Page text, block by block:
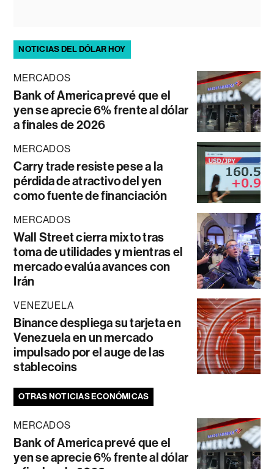
NOTICIAS DEL DÓLAR HOY
MERCADOS
Bank of America prevé que el
yen se aprecie 6% frente al dólar
a finales de 2026
MERCADOS
Carry trade resiste pese a la
pérdida de atractivo del yen
como fuente de financiación
MERCADOS
Wall Street cierra mixto tras
toma de utilidades y mientras el
mercado evalúa avances con
Irán
VENEZUELA
Binance despliega su tarjeta en
Venezuela en un mercado
impulsado por el auge de las
stablecoins
OTRAS NOTICIAS ECONÓMICAS
MERCADOS
Bank of America prevé que el
yen se aprecie 6% frente al dólar